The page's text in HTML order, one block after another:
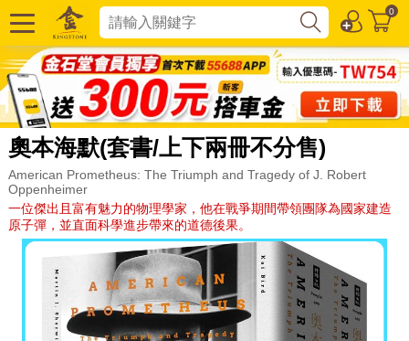
0
奧本海默(套書/上下兩冊不分售)
American Prometheus: The Triumph and Tragedy of J. Robert
Oppenheimer
一位傑出且富有魅力的物理學家，他在戰爭期間帶領團隊為國家建造
原子彈，並直面科學進步帶來的道德後果。